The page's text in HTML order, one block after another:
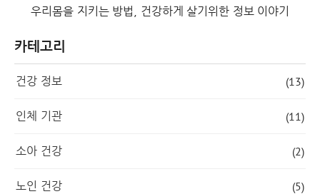
우리몸을 지키는 방법, 건강하게 살기위한 정보 이야기
카테고리
건강 정보 (13)
인체 기관 (11)
소아 건강 (2)
노인 건강 (5)